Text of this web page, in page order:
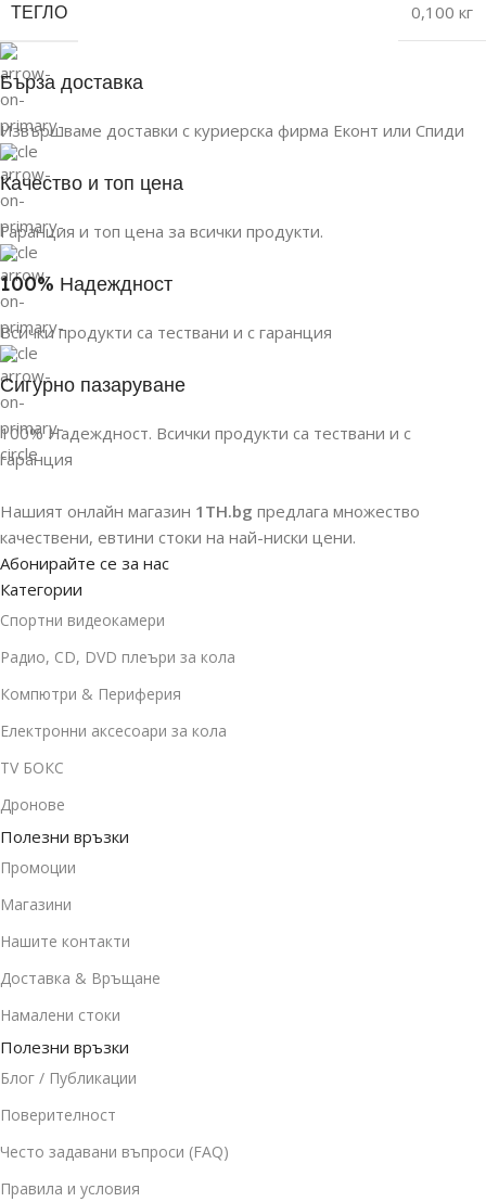
ТЕГЛО 0,100 кг
Бърза доставка
Извършваме доставки с куриерска фирма Еконт или Спиди
Качество и топ цена
Гаранция и топ цена за всички продукти.
100% Надеждност
Всички продукти са тествани и с гаранция
Сигурно пазаруване
100% Надеждност. Всички продукти са тествани и с
гаранция
Нашият онлайн магазин 1TH.bg предлага множество
качествени, евтини стоки на най-ниски цени.
Абонирайте се за нас
Категории
Спортни видеокамери
Радио, CD, DVD плеъри за кола
Компютри & Периферия
Електронни аксесоари за кола
TV БОКС
Дронове
Полезни връзки
Промоции
Магазини
Нашите контакти
Доставка & Връщане
Намалени стоки
Полезни връзки
Блог / Публикации
Поверителност
Често задавани въпроси (FAQ)
Правила и условия